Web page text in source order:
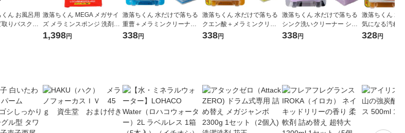
ん お風呂用
りバスクリ
リッド） S-7
激落ちくん MEGA メガサイ
ズ メラミンスポンジ 洗剤不
使用 キッチンスポンジ 1パ
ック（4個入）レック
1,398円
激落ちくん 水だけで落ちる
重曹＋メラミンクリーナー
お掃除用スポンジ 茶シブ・
338円
激落ちくん 水だけで落ちる
クエン酸＋メラミンクリー
ナー お掃除用スポンジ 水ア
338円
激落ちくん 水だけで落ちる
シンク洗いクリーナー シン
クの汚れにゴムのパワー 水
338円
激落ちくん 水
気になる汚れ
る キッチンク
328円